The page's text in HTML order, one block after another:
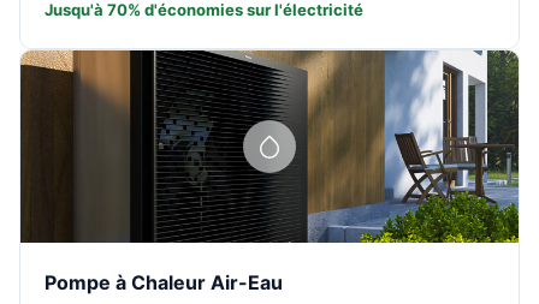
Jusqu'à 70% d'économies sur l'électricité
Pompe à Chaleur Air-Eau